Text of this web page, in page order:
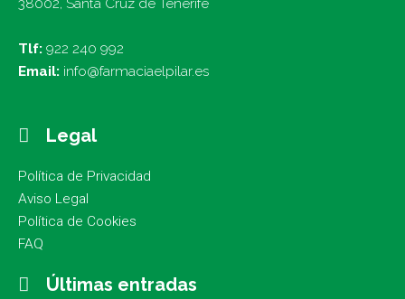
Tlf: 922 240 992
Email: info@farmaciaelpilar.es
Legal
Política de Privacidad
Aviso Legal
Política de Cookies
FAQ
Últimas entradas